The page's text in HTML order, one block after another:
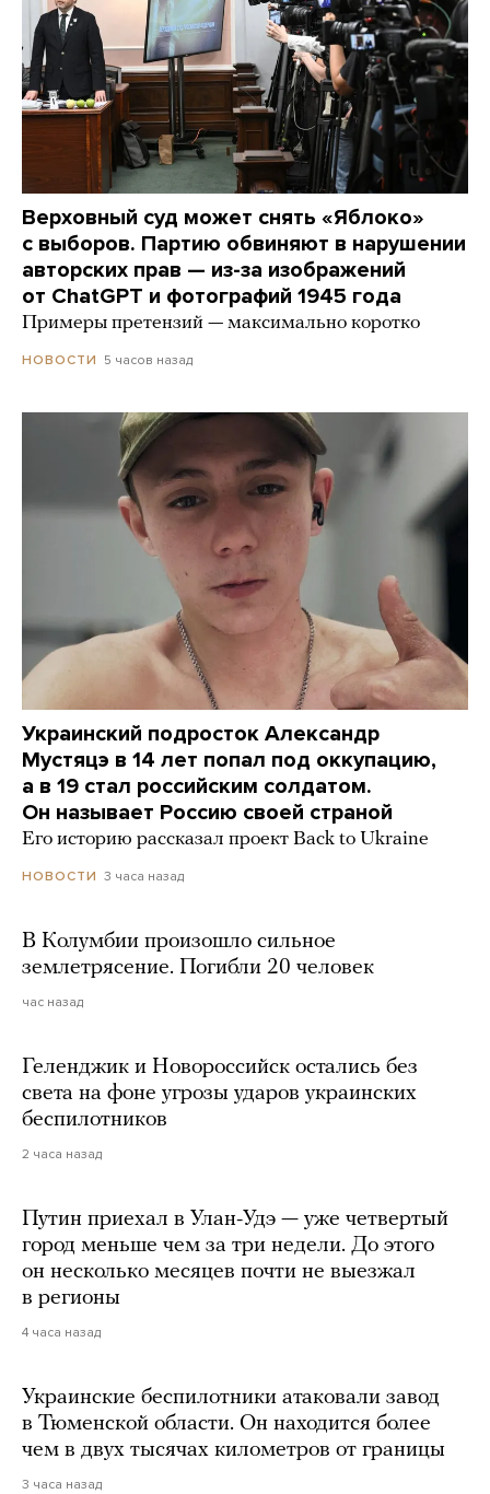
Верховный суд может снять «Яблоко»
с выборов. Партию обвиняют в нарушении
авторских прав — из-за изображений
от ChatGPT и фотографий 1945 года
Примеры претензий — максимально коротко
НОВОСТИ 5 часов назад
Украинский подросток Александр
Мустяцэ в 14 лет попал под оккупацию,
а в 19 стал российским солдатом.
Он называет Россию своей страной
Его историю рассказал проект Back to Ukraine
НОВОСТИ 3 часа назад
В Колумбии произошло сильное
землетрясение. Погибли 20 человек
час назад
Геленджик и Новороссийск остались без
света на фоне угрозы ударов украинских
беспилотников
2 часа назад
Путин приехал в Улан-Удэ — уже четвертый
город меньше чем за три недели. До этого
он несколько месяцев почти не выезжал
в регионы
4 часа назад
Украинские беспилотники атаковали завод
в Тюменской области. Он находится более
чем в двух тысячах километров от границы
3 часа назад